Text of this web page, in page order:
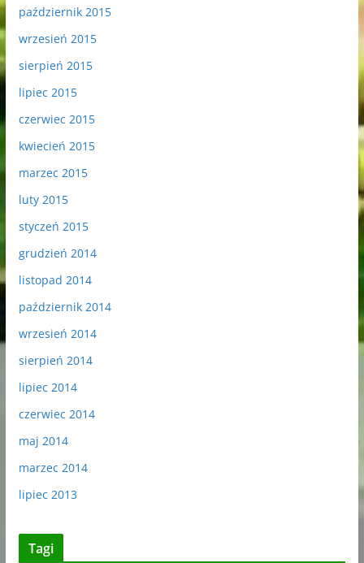
październik 2015
wrzesień 2015
sierpień 2015
lipiec 2015
czerwiec 2015
kwiecień 2015
marzec 2015
luty 2015
styczeń 2015
grudzień 2014
listopad 2014
październik 2014
wrzesień 2014
sierpień 2014
lipiec 2014
czerwiec 2014
maj 2014
marzec 2014
lipiec 2013
Tagi